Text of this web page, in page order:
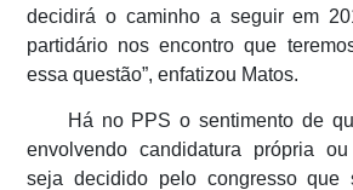
decidirá o caminho a seguir em
partidário nos encontro que
essa questão”, enfatizou Matos.
Há no PPS o sentimento de
envolvendo candidatura própria
seja decidido pelo congresso que